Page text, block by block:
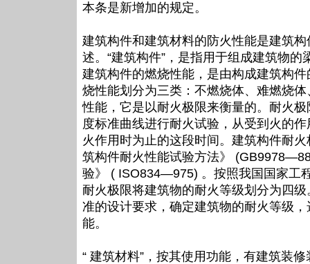
本条是新增加的规定。
建筑构件和建筑材料的防火性能是建筑
述。“建筑构件”，是指用于组成建筑物
建筑构件的燃烧性能，是由构成建筑构
烧性能划分为三类：不燃烧体、难燃烧
性能，它是以耐火极限来衡量的。耐火
度标准曲线进行耐火试验，从受到火的
火作用时为止的这段时间。建筑构件耐
筑构件耐火性能试验方法》
验》 ( ISO834—975) 。按照我国国家工
耐火极限将建筑物的耐火等级划分为四
准的设计要求，确定建筑物的耐火等级
能。
“ 建筑材料”，按其使用功能，有建筑装